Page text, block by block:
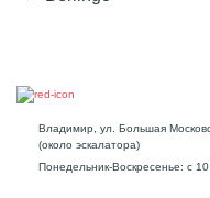
Владимир, ул. Большая
(около эскалатора)
Понедельник-Воскресенье: с